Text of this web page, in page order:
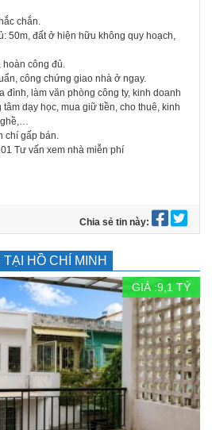
chắn.
50m, đất ở hiện hữu không quy hoạch,
hoàn công đủ.
công chứng giao nhà ở ngay.
đình, làm văn phòng công ty, kinh doanh
dạy học, mua giữ tiền, cho thuê, kinh
chí gấp bán.
Tư vấn xem nhà miễn phí
Chia sẻ tin này:
HỒ CHÍ MINH
GIÁ :9,1 TỶ